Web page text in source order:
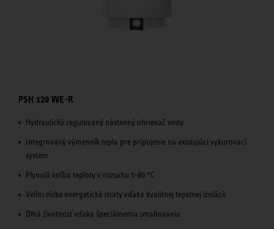
PSH 120 WE-R
Hydraulický regulovaný nástenný ohrievač vody
Integrovaný výmenník tepla pre pripojenie na existujúci vykurovací
systém
Plynulá voľba teploty v rozsahu 5-80 °C
Veľmi nízke energetické straty vďaka kvalitnej tepelnej izolácii
Dlhá životnosť vďaka špeciálnemu smaltovaniu